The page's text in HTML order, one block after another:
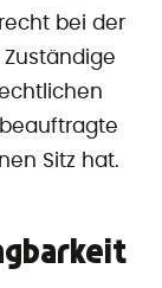
bei der
Sitz hat.